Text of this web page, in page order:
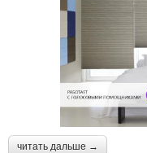
читать дальше →